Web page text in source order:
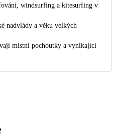
windsurfing a kitesurfing v
nadvlády a věku velkých
místní pochoutky a vynikající